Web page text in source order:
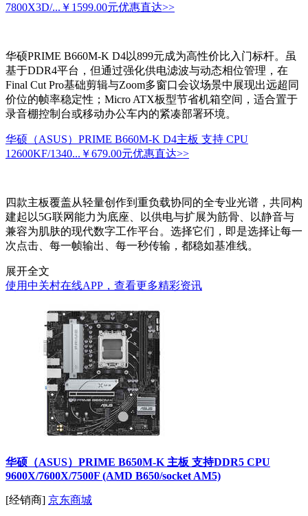
7800X3D/... ￥1599.00元优惠直达>>
华硕PRIME B660M-K D4以899元成为高性价比入门标杆。虽
基于DDR4平台，但通过强化供电滤波与动态相位管理，在
Final Cut Pro基础剪辑与Zoom多窗口会议场景中展现出远超同
价位的帧率稳定性；Micro ATX板型节省机箱空间，适合置于
录音棚控制台或移动办公车内的紧凑部署环境。
华硕（ASUS）PRIME B660M-K D4主板 支持 CPU
12600KF/1340... ￥679.00元优惠直达>>
四款主板覆盖从轻量创作到重负载协同的全专业光谱，共同构
建起以5G联网能力为底座、以供电与扩展为筋骨、以静音与
兼容为肌肤的现代数字工作平台。选择它们，即是选择让每一
次点击、每一帧输出、每一秒传输，都稳如基准线。
展开全文
使用中关村在线APP，查看更多精彩资讯
华硕（ASUS）PRIME B650M-K 主板 支持DDR5 CPU
9600X/7600X/7500F (AMD B650/socket AM5)
[经销商] 京东商城